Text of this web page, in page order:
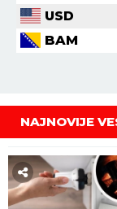
USD
BAM
NAJNOVIJE